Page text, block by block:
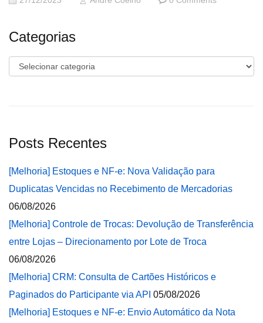
Categorias
Categorias
Posts Recentes
[Melhoria] Estoques e NF-e: Nova Validação para
Duplicatas Vencidas no Recebimento de Mercadorias
06/08/2026
[Melhoria] Controle de Trocas: Devolução de Transferência
entre Lojas – Direcionamento por Lote de Troca
06/08/2026
[Melhoria] CRM: Consulta de Cartões Históricos e
Paginados do Participante via API 05/08/2026
[Melhoria] Estoques e NF-e: Envio Automático da Nota